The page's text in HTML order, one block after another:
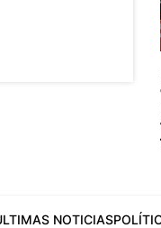
NOTICIAS